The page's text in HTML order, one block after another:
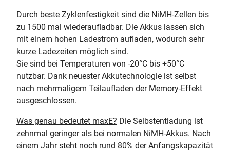
Durch beste Zyklenfestigkeit sind die NiMH-Zellen bis
zu 1500 mal wiederaufladbar. Die Akkus lassen sich
mit einem hohen Ladestrom aufladen, wodurch sehr
kurze Ladezeiten möglich sind.
Sie sind bei Temperaturen von -20°C bis +50°C
nutzbar. Dank neuester Akkutechnologie ist selbst
nach mehrmaligem Teilaufladen der Memory-Effekt
ausgeschlossen.
Was genau bedeutet maxE? Die Selbstentladung ist
zehnmal geringer als bei normalen NiMH-Akkus. Nach
einem Jahr steht noch rund 80% der Anfangskapazität